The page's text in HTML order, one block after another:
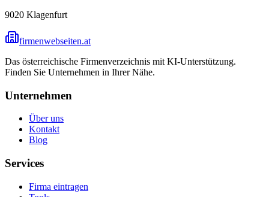
9020 Klagenfurt
firmenwebseiten.at
Das österreichische Firmenverzeichnis mit KI-Unterstützung.
Finden Sie Unternehmen in Ihrer Nähe.
Unternehmen
Über uns
Kontakt
Blog
Services
Firma eintragen